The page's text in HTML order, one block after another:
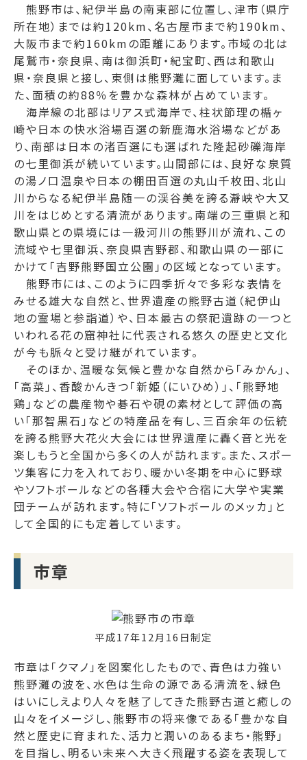
熊野市は、紀伊半島の南東部に位置し、津市（県庁
所在地）までは約120km、名古屋市まで約190km、
大阪市まで約160kmの距離にあります。市域の北は
尾鷲市・奈良県、南は御浜町・紀宝町、西は和歌山
県・奈良県と接し、東側は熊野灘に面しています。ま
た、面積の約88％を豊かな森林が占めています。
海岸線の北部はリアス式海岸で、柱状節理の楯ヶ
崎や日本の快水浴場百選の新鹿海水浴場などがあ
り、南部は日本の渚百選にも選ばれた隆起砂礫海岸
の七里御浜が続いています。山間部には、良好な泉質
の湯ノ口温泉や日本の棚田百選の丸山千枚田、北山
川からなる紀伊半島随一の渓谷美を誇る瀞峡や大又
川をはじめとする清流があります。南端の三重県と和
歌山県との県境には一級河川の熊野川が流れ、この
流域や七里御浜、奈良県吉野郡、和歌山県の一部に
かけて「吉野熊野国立公園」の区域となっています。
熊野市には、このように四季折々で多彩な表情を
みせる雄大な自然と、世界遺産の熊野古道（紀伊山
地の霊場と参詣道）や、日本最古の祭祀遺跡の一つと
いわれる花の窟神社に代表される悠久の歴史と文化
が今も脈々と受け継がれています。
そのほか、温暖な気候と豊かな自然から「みかん」、
「高菜」、香酸かんきつ「新姫（にいひめ）」、「熊野地
鶏」などの農産物や碁石や硯の素材として評価の高
い「那智黒石」などの特産品を有し、三百余年の伝統
を誇る熊野大花火大会には世界遺産に轟く音と光を
楽しもうと全国から多くの人が訪れます。また、スポー
ツ集客に力を入れており、暖かい冬期を中心に野球
やソフトボールなどの各種大会や合宿に大学や実業
団チームが訪れます。特に「ソフトボールのメッカ」と
して全国的にも定着しています。
市章
平成17年12月16日制定
市章は「クマノ」を図案化したもので、青色は力強い
熊野灘の波を、水色は生命の源である清流を、緑色
はいにしえより人々を魅了してきた熊野古道と癒しの
山々をイメージし、熊野市の将来像である「豊かな自
然と歴史に育まれた、活力と潤いのあるまち・熊野」
を目指し、明るい未来へ大きく飛躍する姿を表現して